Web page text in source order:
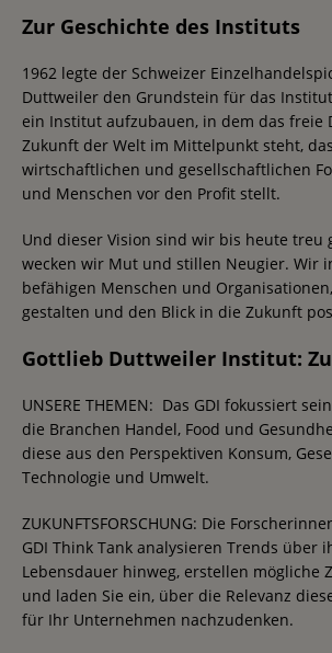
Zur Geschichte des Instituts
1962 legte der Schweizer
Duttweiler den Grundstein für das
ein Institut aufzubauen, in dem das freie
Zukunft der Welt im Mittelpunkt steht,
wirtschaftlichen und gesellschaftlichen
und Menschen vor den Profit stellt.
Und dieser Vision sind wir bis heute treu
wecken wir Mut und stillen Neugier. Wir
befähigen Menschen und
gestalten und den Blick in die Zukunft
Gottlieb Duttweiler Institut:
UNSERE THEMEN: Das GDI fokussiert
die Branchen Handel, Food und
diese aus den Perspektiven Konsum,
Technologie und Umwelt.
ZUKUNFTSFORSCHUNG: Die
GDI Think Tank analysieren Trends über
Lebensdauer hinweg, erstellen mögliche
und laden Sie ein, über die Relevanz
für Ihr Unternehmen nachzudenken.